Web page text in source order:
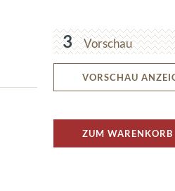
3 Vorschau
VORSCHAU
ZUM WARENKORB